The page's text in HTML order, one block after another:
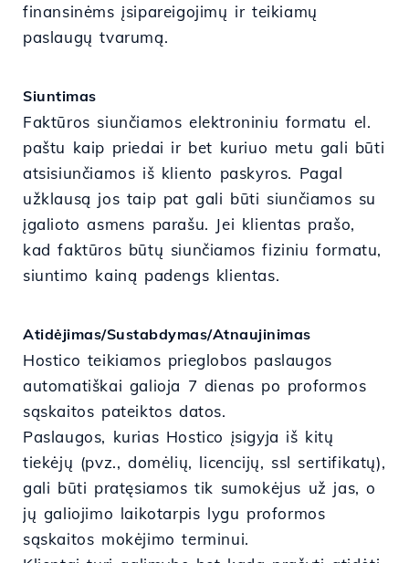
finansinėms įsipareigojimų ir teikiamų
paslaugų tvarumą.
Siuntimas
Faktūros siunčiamos elektroniniu formatu el.
paštu kaip priedai ir bet kuriuo metu gali būti
atsisiunčiamos iš kliento paskyros. Pagal
užklausą jos taip pat gali būti siunčiamos su
įgalioto asmens parašu. Jei klientas prašo,
kad faktūros būtų siunčiamos fiziniu formatu,
siuntimo kainą padengs klientas.
Atidėjimas/Sustabdymas/Atnaujinimas
Hostico teikiamos prieglobos paslaugos
automatiškai galioja 7 dienas po proformos
sąskaitos pateiktos datos.
Paslaugos, kurias Hostico įsigyja iš kitų
tiekėjų (pvz., domėlių, licencijų, ssl sertifikatų),
gali būti pratęsiamos tik sumokėjus už jas, o
jų galiojimo laikotarpis lygu proformos
sąskaitos mokėjimo terminui.